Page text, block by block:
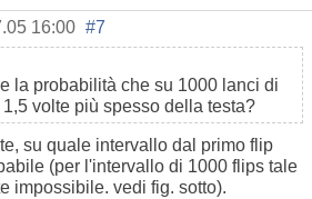
16:00 #7
la probabilità che su 1000 lanci di
volte più spesso della testa?
su quale intervallo dal primo flip
(per l'intervallo di 1000 flips tale
impossibile. vedi fig. sotto).